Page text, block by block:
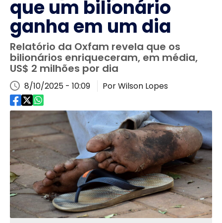
que um bilionário
ganha em um dia
Relatório da Oxfam revela que os
bilionários enriqueceram, em média,
US$ 2 milhões por dia
8/10/2025 - 10:09 Por Wilson Lopes